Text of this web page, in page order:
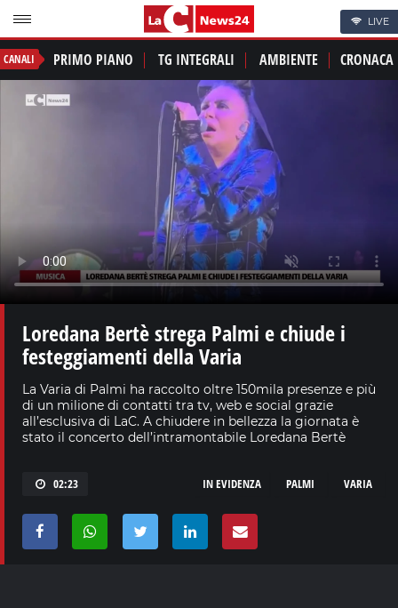
LIVE
CANALI PRIMO PIANO TG INTEGRALI AMBIENTE CRONACA
Loredana Bertè strega Palmi e chiude i
festeggiamenti della Varia
La Varia di Palmi ha raccolto oltre 150mila presenze e più
di un milione di contatti tra tv, web e social grazie
all’esclusiva di LaC. A chiudere in bellezza la giornata è
stato il concerto dell’intramontabile Loredana Bertè
02:23 VARIA
PALMI
IN EVIDENZA